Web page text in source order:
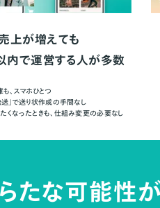
上が増えても
内で運営する人が多数
、スマホひとつ
送」で送り状作成の手間なし
くなったときも、仕組み変更の必要なし
たな可能性が